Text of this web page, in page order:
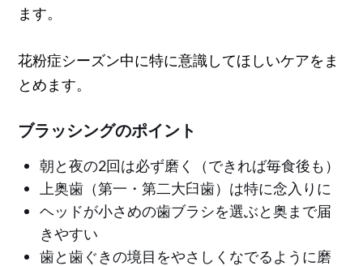
ます。
花粉症シーズン中に特に意識してほしいケアをま
とめます。
ブラッシングのポイント
朝と夜の2回は必ず磨く（できれば毎食後も）
上奥歯（第一・第二大臼歯）は特に念入りに
ヘッドが小さめの歯ブラシを選ぶと奥まで届
きやすい
歯と歯ぐきの境目をやさしくなでるように磨